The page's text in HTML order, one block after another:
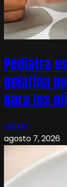
Pediatra
gelatina
para los
admin
agosto 7, 2026